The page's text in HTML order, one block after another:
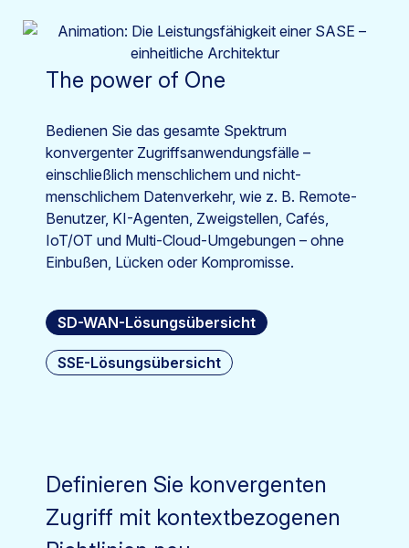
The power of One
Bedienen Sie das gesamte Spektrum
konvergenter Zugriffsanwendungsfälle –
einschließlich menschlichem und nicht-
menschlichem Datenverkehr, wie z. B. Remote-
Benutzer, KI-Agenten, Zweigstellen, Cafés,
IoT/OT und Multi-Cloud-Umgebungen – ohne
Einbußen, Lücken oder Kompromisse.
SD-WAN-Lösungsübersicht
SSE-Lösungsübersicht
Definieren Sie konvergenten
Zugriff mit kontextbezogenen